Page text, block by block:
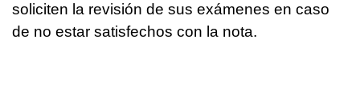
soliciten la revisión de sus exámenes en caso
de no estar satisfechos con la nota.